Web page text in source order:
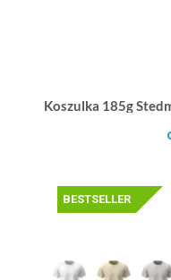
Koszulka 185g
BESTSELLER